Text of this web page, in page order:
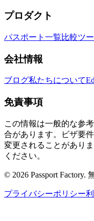
プロダクト
パスポート一覧比較ツ
会社情報
ブログ私たちについて
免責事項
この情報は一般的な参
合があります。ビザ要
変更されることがあり
ください。
© 2026 Passport Factory.
プライバシーポリシー